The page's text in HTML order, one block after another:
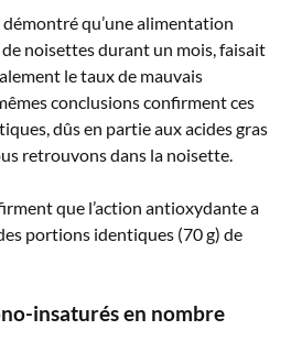
qu’une alimentation
noisettes durant un mois, faisait
le taux de mauvais
conclusions confirment ces
dûs en partie aux acides gras
retrouvons dans la noisette.
que l’action antioxydante a
portions identiques (70 g) de
insaturés en nombre